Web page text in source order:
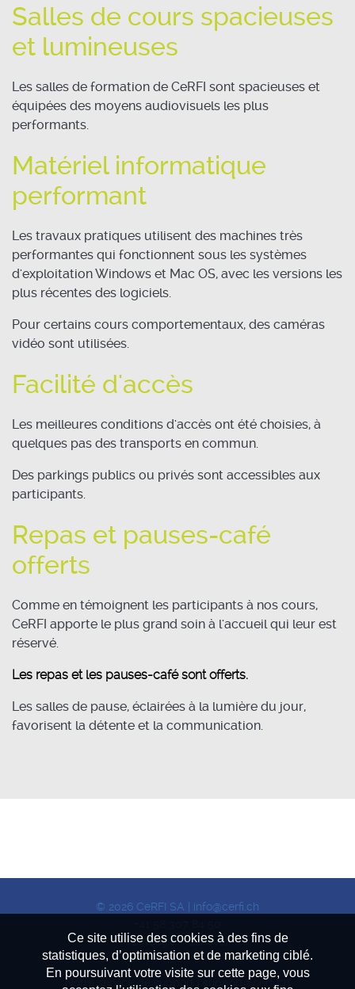
Salles de cours spacieuses
et lumineuses
Les salles de formation de CeRFI sont spacieuses et
équipées des moyens audiovisuels les plus
performants.
Matériel informatique
performant
Les travaux pratiques utilisent des machines très
performantes qui fonctionnent sous les systèmes
d'exploitation Windows et Mac OS, avec les versions les
plus récentes des logiciels.
Pour certains cours comportementaux, des caméras
vidéo sont utilisées.
Facilité d'accès
Les meilleures conditions d'accès ont été choisies, à
quelques pas des transports en commun.
Des parkings publics ou privés sont accessibles aux
participants.
Repas et pauses-café
offerts
Comme en témoignent les participants à nos cours,
CeRFI apporte le plus grand soin à l'accueil qui leur est
réservé.
Les repas et les pauses-café sont offerts.
Les salles de pause, éclairées à la lumière du jour,
favorisent la détente et la communication.
© 2026 CeRFI SA | info@cerfi.ch
(Carouge - Genève)
Notre service de support | support@cerfi.ch
Ce site utilise des cookies à des fins de
statistiques, d’optimisation et de marketing ciblé.
En poursuivant votre visite sur cette page, vous